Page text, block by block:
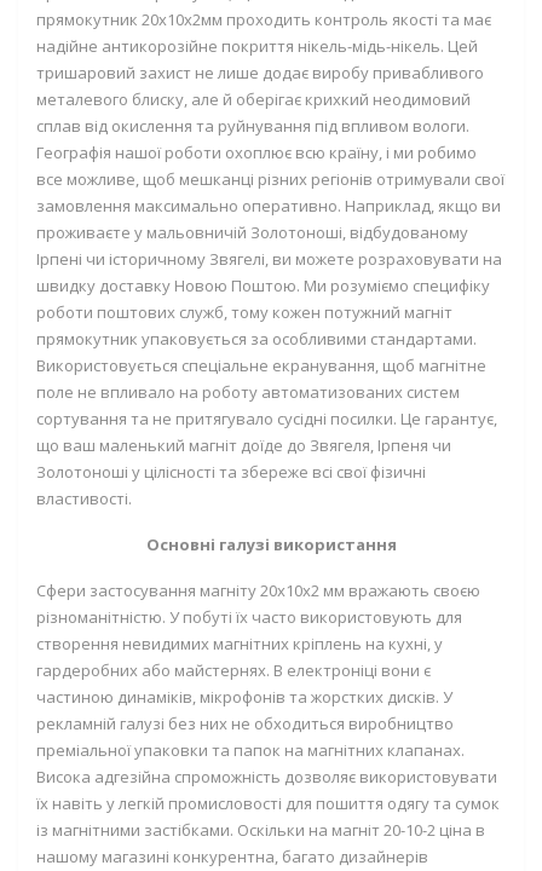
прямокутник 20х10х2мм проходить контроль якості та має
надійне антикорозійне покриття нікель-мідь-нікель. Цей
тришаровий захист не лише додає виробу привабливого
металевого блиску, але й оберігає крихкий неодимовий
сплав від окислення та руйнування під впливом вологи.
Географія нашої роботи охоплює всю країну, і ми робимо
все можливе, щоб мешканці різних регіонів отримували свої
замовлення максимально оперативно. Наприклад, якщо ви
проживаєте у мальовничій Золотоноші, відбудованому
Ірпені чи історичному Звягелі, ви можете розраховувати на
швидку доставку Новою Поштою. Ми розуміємо специфіку
роботи поштових служб, тому кожен потужний магніт
прямокутник упаковується за особливими стандартами.
Використовується спеціальне екранування, щоб магнітне
поле не впливало на роботу автоматизованих систем
сортування та не притягувало сусідні посилки. Це гарантує,
що ваш маленький магніт доїде до Звягеля, Ірпеня чи
Золотоноші у цілісності та збереже всі свої фізичні
властивості.
Основні галузі використання
Сфери застосування магніту 20х10х2 мм вражають своєю
різноманітністю. У побуті їх часто використовують для
створення невидимих магнітних кріплень на кухні, у
гардеробних або майстернях. В електроніці вони є
частиною динаміків, мікрофонів та жорстких дисків. У
рекламній галузі без них не обходиться виробництво
преміальної упаковки та папок на магнітних клапанах.
Висока адгезійна спроможність дозволяє використовувати
їх навіть у легкій промисловості для пошиття одягу та сумок
із магнітними застібками. Оскільки на магніт 20-10-2 ціна в
нашому магазині конкурентна, багато дизайнерів